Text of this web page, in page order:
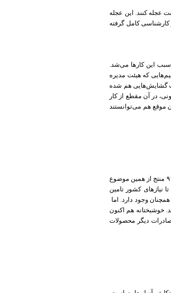
عجله کنند. این عجله
کامل گرفته
سبب این کارها می‌شد.
که هیئت مدیره
گشایش‌هایی هم شده
در آن مقطع از کار
موقع هم می‌توانستند
متاسفانه این‌گونه است. وابستگی به درآمد نفت در ایران خیلی زیاد است و این ایجاد مشکل می‌کند. در واقع اتفاقهای سال ٩١ منتج از همین موضوع
نیازهای کشور تامین
وجود دارد. اما
خوشبختانه هم اکنون
دیگر محصولات